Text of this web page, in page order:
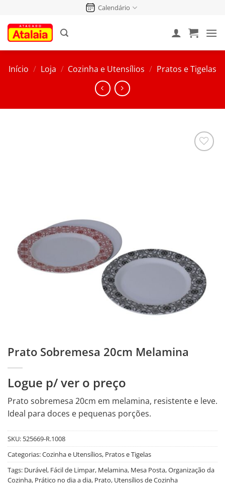
conteúdo
Calendário
Início / Loja / Cozinha e Utensílios / Pratos e Tigelas
Prato Sobremesa 20cm Melamina
Logue p/ ver o preço
Prato sobremesa 20cm em melamina, resistente e leve.
Ideal para doces e pequenas porções.
SKU: 525669-R.1008
Categorias:Cozinha e Utensílios, Pratos e Tigelas
Tags: Durável, Fácil de Limpar, Melamina, Mesa Posta,Organização da
Cozinha, Prático no dia a dia, Prato, Utensílios de Cozinha